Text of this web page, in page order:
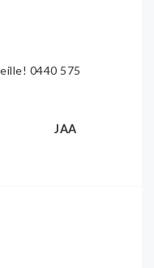
0440 575
JAA